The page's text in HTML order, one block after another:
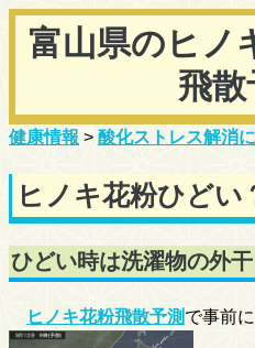
富山県のヒノ
飛散
健康情報 > 酸化ストレス解消
ヒノキ花粉ひどい
ひどい時は洗濯物の外干
ヒノキ花粉飛散予測 で事前に